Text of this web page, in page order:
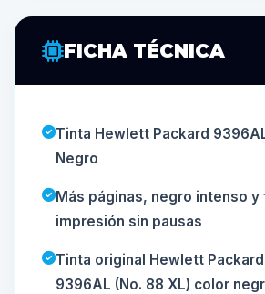
FICHA TÉCNICA
Tinta Hewlett Packard
Negro
Más páginas, negro intenso y
impresión sin pausas
Tinta original Hewlett
9396AL (No. 88 XL) color